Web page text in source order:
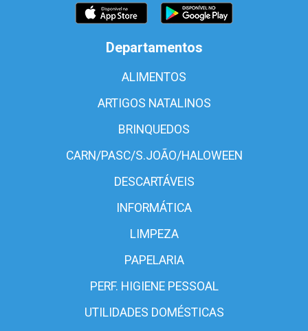
Departamentos
ALIMENTOS
ARTIGOS NATALINOS
BRINQUEDOS
CARN/PASC/S.JOÃO/HALOWEEN
DESCARTÁVEIS
INFORMÁTICA
LIMPEZA
PAPELARIA
PERF. HIGIENE PESSOAL
UTILIDADES DOMÉSTICAS